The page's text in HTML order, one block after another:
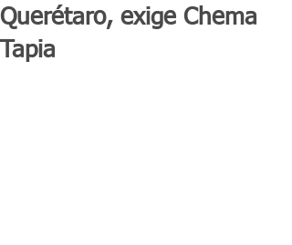
Querétaro, exige Chema
Tapia